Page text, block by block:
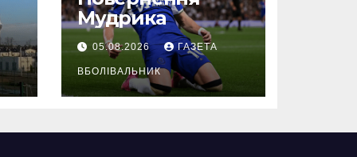
Мудрика
05.08.2026 ГАЗЕТА
ВБОЛІВАЛЬНИК